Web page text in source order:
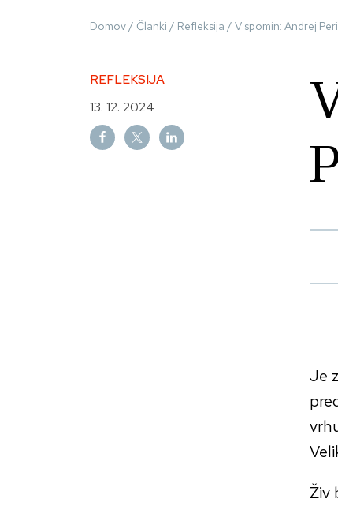
Domov / Članki / Refleksija /V spomin: Andrej
REFLEKSIJA
13. 12. 2024
Je
Živ